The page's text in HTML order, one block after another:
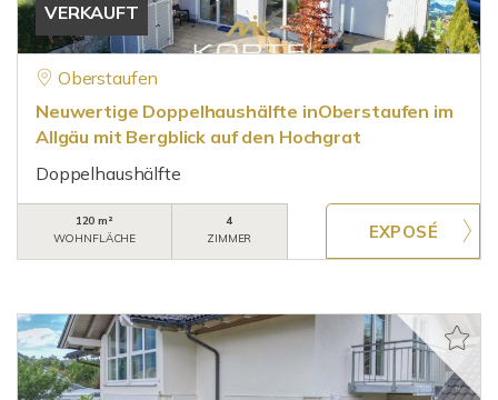
VERKAUFT
Oberstaufen
Neuwertige Doppelhaushälfte inOberstaufen im
Allgäu mit Bergblick auf den Hochgrat
Doppelhaushälfte
120 m²
WOHNFLÄCHE
4
ZIMMER